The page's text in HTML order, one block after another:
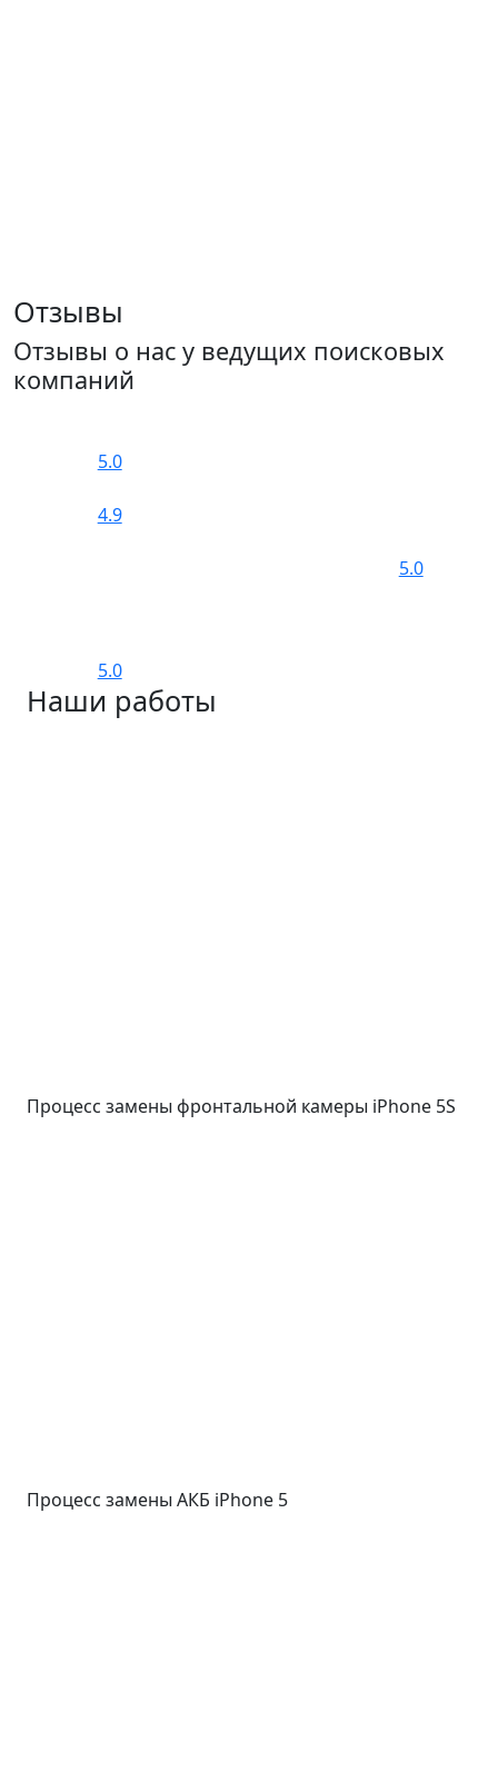
Отзывы
Отзывы о нас у ведущих поисковых
компаний
5.0
4.9
5.0
5.0
Наши работы
Процесс замены фронтальной камеры iPhone 5S
Процесс замены АКБ iPhone 5